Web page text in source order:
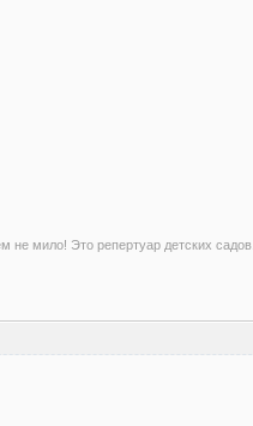
не мило! Это репертуар детских садов.